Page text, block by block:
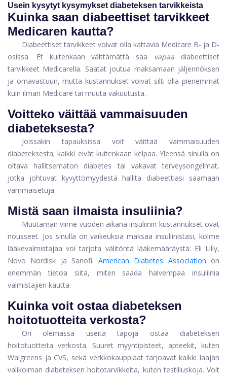
Usein kysytyt kysymykset diabeteksen tarvikkeista
Kuinka saan diabeettiset tarvikkeet
Medicaren kautta?
Diabeettiset tarvikkeet voivat olla kattavia Medicare B- ja D-
osissa. Et kuitenkaan välttämättä saa vapaa diabeettiset
tarvikkeet Medicarella. Saatat joutua maksamaan jäljennöksen
ja omavastuun, mutta kustannukset voivat silti olla pienemmät
kuin ilman Medicare tai muuta vakuutusta.
Voitteko väittää vammaisuuden
diabeteksesta?
Joissakin tapauksissa voit väittää vammaisuuden
diabeteksesta; kaikki eivät kuitenkaan kelpaa. Yleensä sinulla on
oltava hallitsematon diabetes tai vakavat terveysongelmat,
jotka johtuvat kyvyttömyydestä hallita diabeettiasi saamaan
vammaisetuja.
Mistä saan ilmaista insuliinia?
Muutaman viime vuoden aikana insuliinin kustannukset ovat
nousseet. Jos sinulla on vaikeuksia maksaa insuliinistasi, kolme
lääkevalmistajaa voi tarjota välitöntä lääkemääräystä: Eli Lilly,
Novo Nordisk ja Sanofi.American Diabetes Association on
enemmän tietoa siitä, miten saada halvempaa insuliinia
valmistajien kautta.
Kuinka voit ostaa diabeteksen
hoitotuotteita verkosta?
On olemassa useita tapoja ostaa diabeteksen
hoitotuotteita verkosta. Suuret myyntipisteet, apteekit, kuten
Walgreens ja CVS, sekä verkkokauppiaat tarjoavat kaikki laajan
valikoiman diabeteksen hoitotarvikkeita, kuten testiliuskoja. Voit